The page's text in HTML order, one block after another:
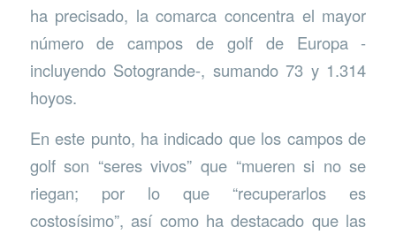
ha precisado, la comarca concentra el mayor
número de campos de golf de Europa -
incluyendo Sotogrande-, sumando 73 y 1.314
hoyos.
En este punto, ha indicado que los campos de
golf son “seres vivos” que “mueren si no se
riegan; por lo que “recuperarlos es
costosísimo”, así como ha destacado que las